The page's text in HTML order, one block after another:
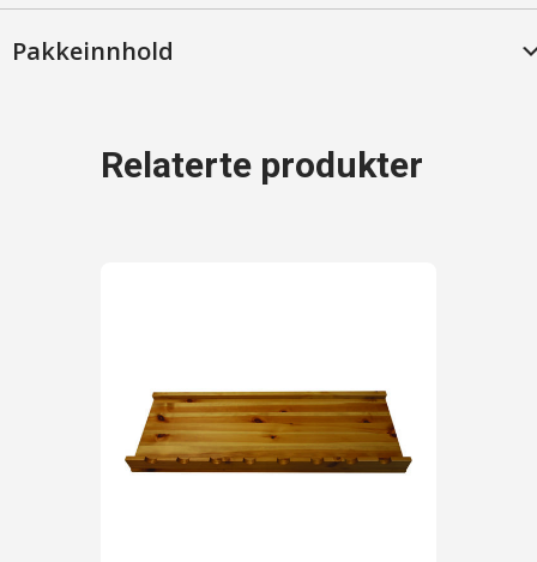
Pakkeinnhold
Relaterte produkter